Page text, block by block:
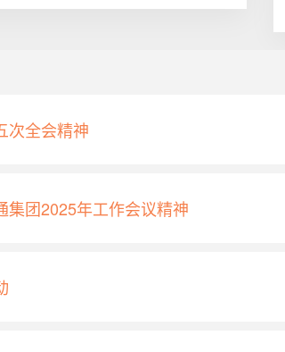
次全会精神
集团2025年工作会议精神